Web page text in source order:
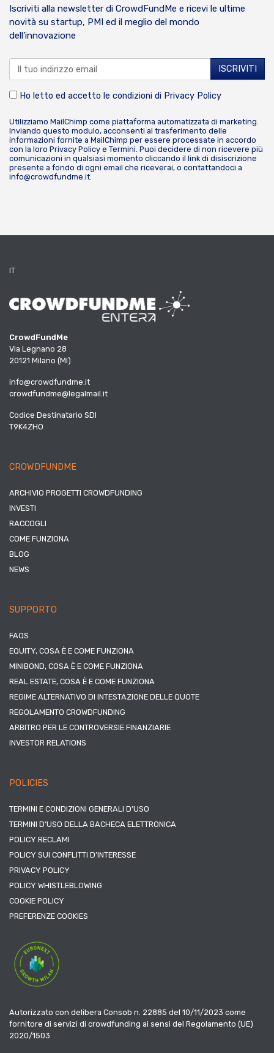
Iscriviti alla newsletter di CrowdFundMe e ricevi le ultime
novità su startup, PMI ed il meglio del mondo
dell’innovazione
Ho letto ed accetto le condizioni di Privacy Policy
Utilizziamo MailChimp come piattaforma automatizzata di marketing.
Inviando questo modulo, acconsenti al trasferimento delle
informazioni fornite a MailChimp per essere processate in accordo
con la loro Privacy Policy e Termini . Puoi decidere di non ricevere più
comunicazioni in qualsiasi momento cliccando il link di disiscrizione
presente a fondo di ogni email che riceverai, o contattandoci a
info@crowdfundme.it
IT
CrowdFundMe
Via Legnano 28
20121 Milano (MI)
info@crowdfundme.it
crowdfundme@legalmail.it
Codice Destinatario SDI
T9K4ZHO
CROWDFUNDME
ARCHIVIO PROGETTI CROWDFUNDING
INVESTI
RACCOGLI
COME FUNZIONA
BLOG
NEWS
SUPPORTO
FAQS
EQUITY, COSA È E COME FUNZIONA
MINIBOND, COSA È E COME FUNZIONA
REAL ESTATE, COSA È E COME FUNZIONA
REGIME ALTERNATIVO DI INTESTAZIONE DELLE QUOTE
REGOLAMENTO CROWDFUNDING
ARBITRO PER LE CONTROVERSIE FINANZIARIE
INVESTOR RELATIONS
POLICIES
TERMINI E CONDIZIONI GENERALI D’USO
TERMINI D’USO DELLA BACHECA ELETTRONICA
POLICY RECLAMI
POLICY SUI CONFLITTI D’INTERESSE
PRIVACY POLICY
POLICY WHISTLEBLOWING
COOKIE POLICY
PREFERENZE COOKIES
Autorizzato con delibera Consob n. 22885 del 10/11/2023 come
fornitore di servizi di crowdfunding ai sensi del Regolamento (UE)
2020/1503